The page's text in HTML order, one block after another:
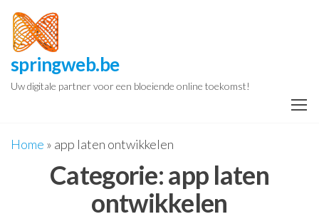
Spring
naar
de
inhoud
springweb.be
Uw digitale partner voor een bloeiende online toekomst!
Home » app laten ontwikkelen
Categorie:app laten
ontwikkelen